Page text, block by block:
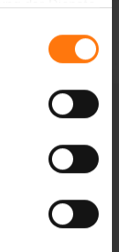
der Dienste
geht es